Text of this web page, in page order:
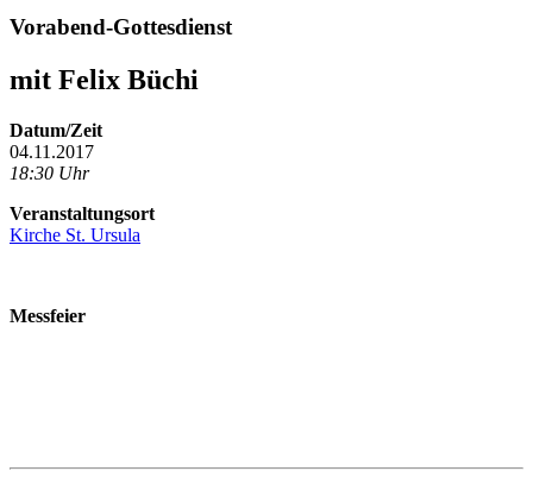
Vorabend-Gottesdienst
mit Felix Büchi
Datum/Zeit
04.11.2017
18:30 Uhr
Veranstaltungsort
Kirche St. Ursula
Messfeier